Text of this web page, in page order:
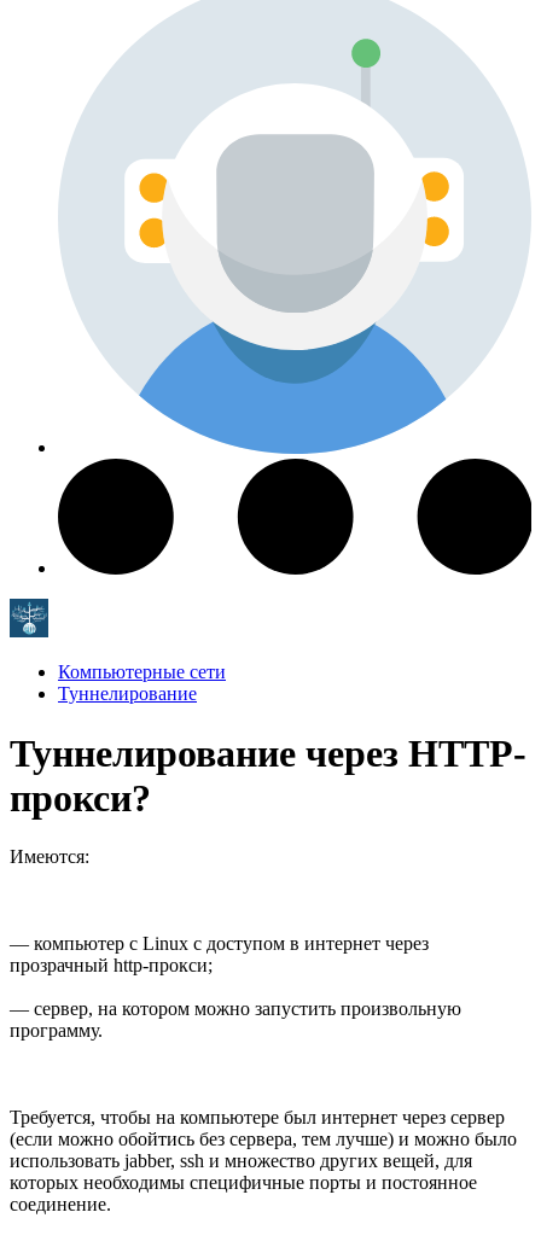
Компьютерные сети
Туннелирование
Туннелирование через HTTP-
прокси?
Имеются:
— компьютер с Linux с доступом в интернет через
прозрачный http-прокси;
— сервер, на котором можно запустить произвольную
программу.
Требуется, чтобы на компьютере был интернет через сервер
(если можно обойтись без сервера, тем лучше) и можно было
использовать jabber, ssh и множество других вещей, для
которых необходимы специфичные порты и постоянное
соединение.